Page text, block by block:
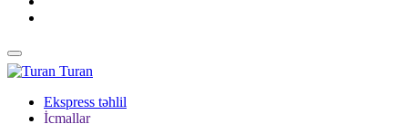
Turan
Ekspress təhlil
İcmallar